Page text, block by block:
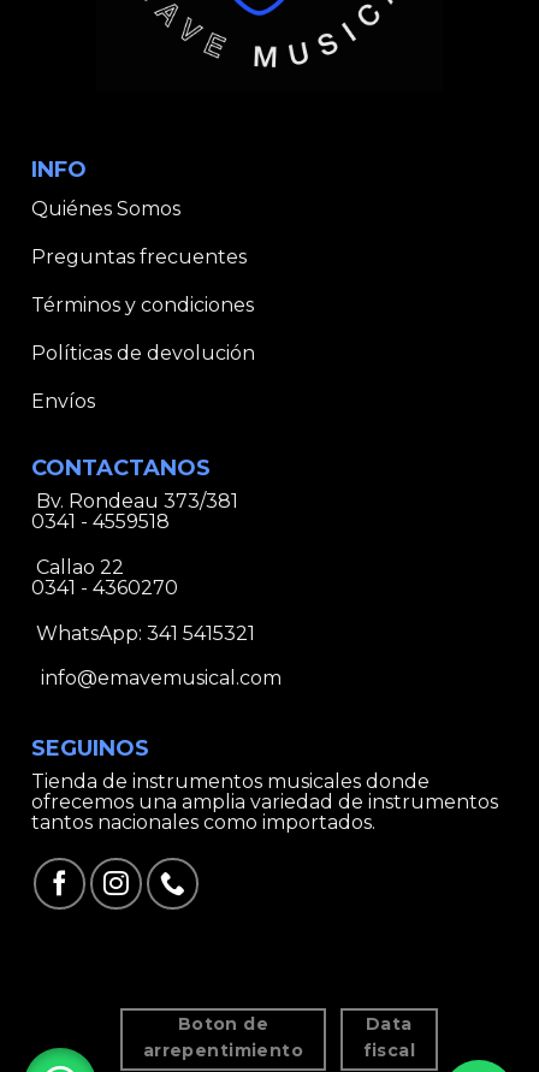
INFO
Quiénes Somos
Preguntas frecuentes
Términos y condiciones
Políticas de devolución
Envíos
CONTACTANOS
Bv. Rondeau 373/381
0341 - 4559518
Callao 22
0341 - 4360270
WhatsApp: 341 5415321
info@emavemusical.com
SEGUINOS
Tienda de instrumentos musicales donde
ofrecemos una amplia variedad de instrumentos
tantos nacionales como importados.
Boton de
arrepentimiento
Data
fiscal